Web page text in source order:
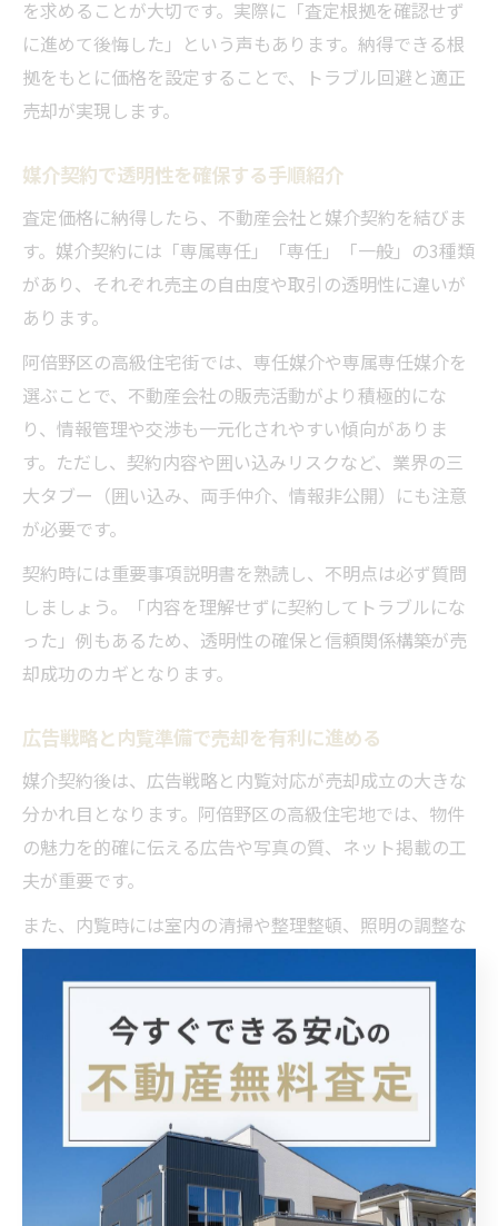
を求めることが大切です。実際に「査定根拠を確認せず
に進めて後悔した」という声もあります。納得できる根
拠をもとに価格を設定することで、トラブル回避と適正
売却が実現します。
媒介契約で透明性を確保する手順紹介
査定価格に納得したら、不動産会社と媒介契約を結びま
す。媒介契約には「専属専任」「専任」「一般」の3種類
があり、それぞれ売主の自由度や取引の透明性に違いが
あります。
阿倍野区の高級住宅街では、専任媒介や専属専任媒介を
選ぶことで、不動産会社の販売活動がより積極的にな
り、情報管理や交渉も一元化されやすい傾向がありま
す。ただし、契約内容や囲い込みリスクなど、業界の三
大タブー（囲い込み、両手仲介、情報非公開）にも注意
が必要です。
契約時には重要事項説明書を熟読し、不明点は必ず質問
しましょう。「内容を理解せずに契約してトラブルにな
った」例もあるため、透明性の確保と信頼関係構築が売
却成功のカギとなります。
広告戦略と内覧準備で売却を有利に進める
媒介契約後は、広告戦略と内覧対応が売却成立の大きな
分かれ目となります。阿倍野区の高級住宅地では、物件
の魅力を的確に伝える広告や写真の質、ネット掲載の工
夫が重要です。
また、内覧時には室内の清掃や整理整頓、照明の調整な
ど、第一印象を高める準備を徹底しましょう。購入希望
者の信頼を獲得できれば、価格交渉も有利に進めやすく
実際に「内覧対応が不十分で成約を逃した」ケースもあ
り、細部への配慮が大きな差を生みます。売却活動中は
定期的な状況確認と柔軟な対応を心がけることが、希望
条件での売却成功につながります。